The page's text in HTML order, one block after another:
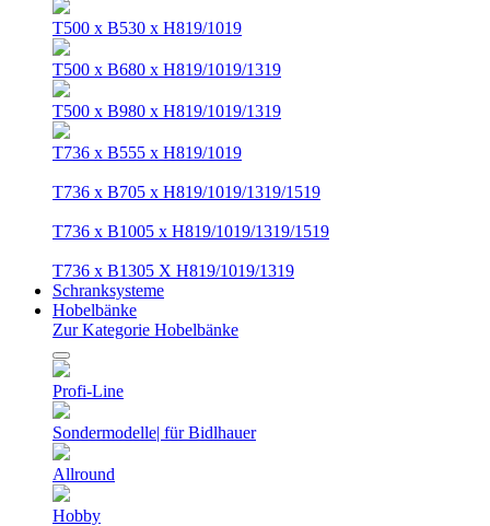
T500 x B530 x H819/1019
T500 x B680 x H819/1019/1319
T500 x B980 x H819/1019/1319
T736 x B555 x H819/1019
T736 x B705 x H819/1019/1319/1519
T736 x B1005 x H819/1019/1319/1519
T736 x B1305 X H819/1019/1319
Schranksysteme
Hobelbänke
Zur Kategorie Hobelbänke
Profi-Line
Sondermodelle| für Bidlhauer
Allround
Hobby